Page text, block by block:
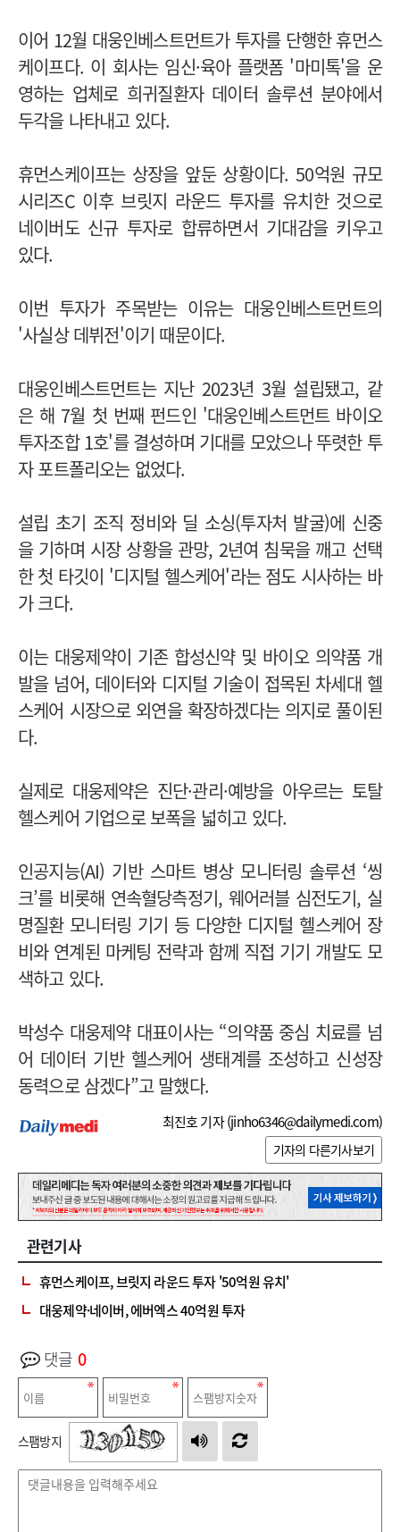
이어 12월 대웅인베스트먼트가 투자를 단행한 휴먼스
케이프다. 이 회사는 임신·육아 플랫폼 '마미톡'을 운
영하는 업체로 희귀질환자 데이터 솔루션 분야에서
두각을 나타내고 있다.
휴먼스케이프는 상장을 앞둔 상황이다. 50억원 규모
시리즈C 이후 브릿지 라운드 투자를 유치한 것으로
네이버도 신규 투자로 합류하면서 기대감을 키우고
있다.
이번 투자가 주목받는 이유는 대웅인베스트먼트의
'사실상 데뷔전'이기 때문이다.
대웅인베스트먼트는 지난 2023년 3월 설립됐고, 같
은 해 7월 첫 번째 펀드인 '대웅인베스트먼트 바이오
투자조합 1호'를 결성하며 기대를 모았으나 뚜렷한 투
자 포트폴리오는 없었다.
설립 초기 조직 정비와 딜 소싱(투자처 발굴)에 신중
을 기하며 시장 상황을 관망, 2년여 침묵을 깨고 선택
한 첫 타깃이 '디지털 헬스케어'라는 점도 시사하는 바
가 크다.
이는 대웅제약이 기존 합성신약 및 바이오 의약품 개
발을 넘어, 데이터와 디지털 기술이 접목된 차세대 헬
스케어 시장으로 외연을 확장하겠다는 의지로 풀이된
다.
실제로 대웅제약은 진단·관리·예방을 아우르는 토탈
헬스케어 기업으로 보폭을 넓히고 있다.
인공지능(AI) 기반 스마트 병상 모니터링 솔루션 ‘씽
크’를 비롯해 연속혈당측정기, 웨어러블 심전도기, 실
명질환 모니터링 기기 등 다양한 디지털 헬스케어 장
비와 연계된 마케팅 전략과 함께 직접 기기 개발도 모
색하고 있다.
박성수 대웅제약 대표이사는 “의약품 중심 치료를 넘
어 데이터 기반 헬스케어 생태계를 조성하고 신성장
동력으로 삼겠다”고 말했다.
최진호 기자 (jinho6346@dailymedi.com)
기자의 다른기사보기
관련기사
휴먼스케이프, 브릿지 라운드 투자 '50억원 유치'
대웅제약·네이버, 에버엑스 40억원 투자
댓글 0
스팸방지